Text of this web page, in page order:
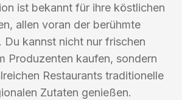
ist bekannt für ihre köstlichen
allen voran der berühmte
Du kannst nicht nur frischen
Produzenten kaufen, sondern
Restaurants traditionelle
Zutaten genießen.